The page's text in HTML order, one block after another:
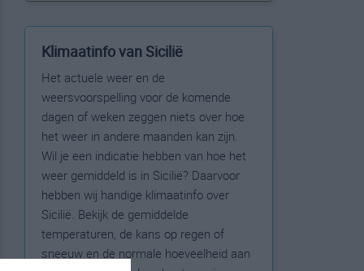
Klimaatinfo van Sicilië
Het actuele weer en de
weersvoorspelling voor de komende
dagen of weken zeggen niets over hoe
het weer in andere maanden kan zijn.
Wil je een indicatie hebben van hoe het
weer gemiddeld is in Sicilië? Daarvoor
hebben wij handige klimaatinfo over
Sicilië. Bekijk de gemiddelde
temperaturen, de kans op regen of
sneeuw en de normale hoeveelheid aan